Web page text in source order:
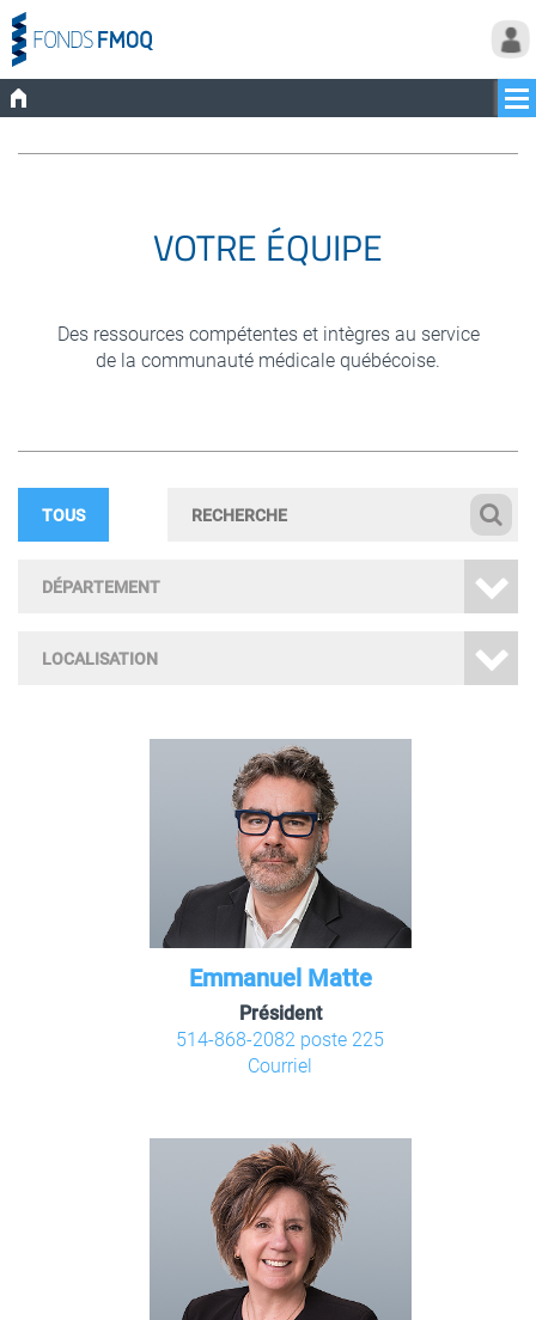
VOTRE ÉQUIPE
Des ressources compétentes et intègres au service
de la communauté médicale québécoise.
TOUS
DÉPARTEMENT
LOCALISATION
Emmanuel Matte
Président
514-868-2082 poste 225
Courriel